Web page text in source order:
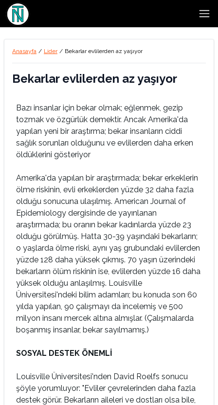
Anasayfa / Lider / Bekarlar evlilerden az yaşıyor
Bekarlar evlilerden az yaşıyor
Bazı insanlar için bekar olmak; eğlenmek, gezip
tozmak ve özgürlük demektir. Ancak Amerika'da
yapılan yeni bir araştırma; bekar insanların ciddi
sağlık sorunları olduğunu ve evlilerden daha erken
öldüklerini gösteriyor
Amerika'da yapılan bir araştırmada; bekar erkeklerin
ölme riskinin, evli erkeklerden yüzde 32 daha fazla
olduğu sonucuna ulaşılmış. American Journal of
Epidemiology dergisinde de yayınlanan
araştırmada; bu oranın bekar kadınlarda yüzde 23
olduğu görülmüş. Hatta 30-39 yaşındaki bekarların;
o yaşlarda ölme riski, aynı yaş grubundaki evlilerden
yüzde 128 daha yüksek çıkmış. 70 yaşın üzerindeki
bekarların ölüm riskinin ise, evlilerden yüzde 16 daha
yüksek olduğu anlaşılmış. Louisville
Üniversitesi'ndeki bilim adamları; bu konuda son 60
yılda yapılan, 90 çalışmayı da incelemiş ve 500
milyon insanı mercek altına almışlar. (Çalışmalarda
boşanmış insanlar, bekar sayılmamış.)
SOSYAL DESTEK ÖNEMLİ
Louisville Üniversitesi'nden David Roelfs sonucu
şöyle yorumluyor: "Evliler çevrelerinden daha fazla
destek görür. Bekarların aileleri ve dostları olsa bile,